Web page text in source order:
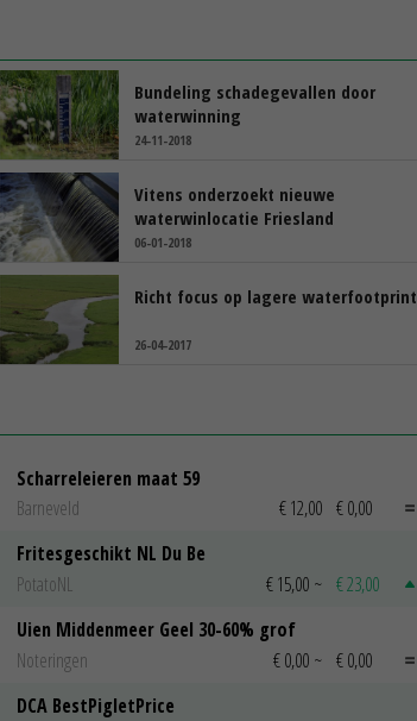
Bundeling schadegevallen door
waterwinning
24-11-2018
Vitens onderzoekt nieuwe
waterwinlocatie Friesland
06-01-2018
Richt focus op lagere waterfootprint
26-04-2017
Scharreleieren maat 59
Barneveld
€ 12,00 € 0,00
Fritesgeschikt NL Du Be
PotatoNL
€ 15,00 ~ € 23,00
Uien Middenmeer Geel 30-60% grof
Noteringen
€ 0,00 ~ € 0,00
DCA BestPigletPrice